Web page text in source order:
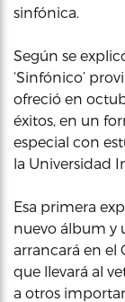
sinfónica.
Según se
‘Sinfónico’
ofreció en
éxitos, en un
especial con
la Universidad
Esa primera
nuevo álbum y
arrancará en el
que llevará al
a otros